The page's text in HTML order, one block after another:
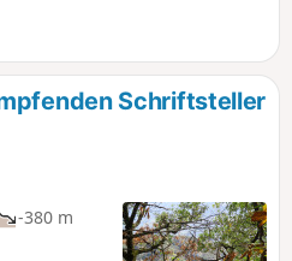
Tal, die
Héric und
reicht
bis zu
Lion im
sie durch
Schriftsteller
-380 m